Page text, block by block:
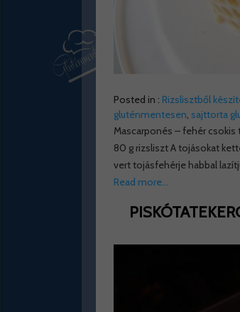
Posted in : Rizslisztből
gluténmentesen, sajttorta
Mascarponés – fehér
80 g rizsliszt A tojásokat
vert tojásfehérje habbal
Read more…